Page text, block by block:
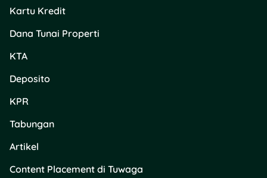
Kartu Kredit
Dana Tunai Properti
KTA
Deposito
KPR
Tabungan
Artikel
Content Placement di Tuwaga